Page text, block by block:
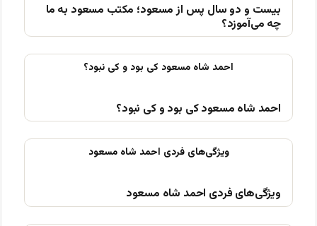
بیست و دو سال پس از مسعود؛ مکتب مسعود به ما
چه می‌آموزد؟
احمد شاه مسعود کی بود و کی نبود؟
ویژگی‌های فردی احمد شاه مسعود